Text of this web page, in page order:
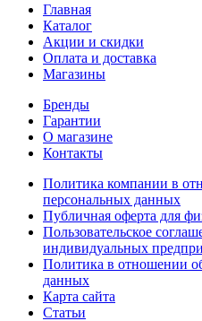
Главная
Каталог
Акции и скидки
Оплата и доставка
Магазины
Бренды
Гарантии
О магазине
Контакты
Политика компании в
персональных данных
Публичная оферта для
Пользовательское
индивидуальных
Политика в отношении
данных
Карта сайта
Статьи